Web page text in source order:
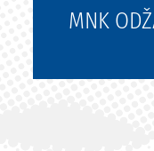
MNK